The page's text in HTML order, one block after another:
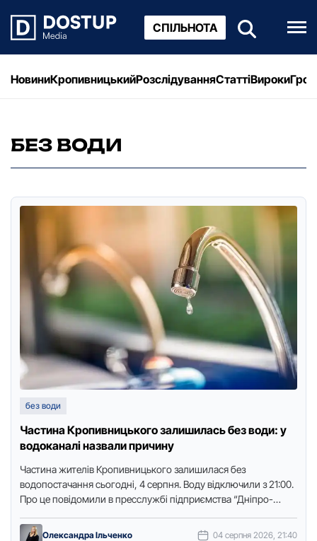
СПІЛЬНОТА
НовиниКропивницькийРозслідуванняСтаттіВироки
БЕЗ ВОДИ
без води
Частина Кропивницького залишилась без води: у
водоканалі назвали причину
Частина жителів Кропивницького залишилася без
водопостачання сьогодні, 4 серпня. Воду відключили з 21:00.
Про це повідомили в пресслужбі підприємства “Дніпро-
Олександра Ільченко 04 серпня 2026, 21:40